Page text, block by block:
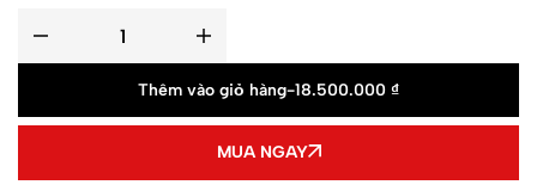
Thêm vào giỏ hàng-18.500.000 ₫
MUA NGAY